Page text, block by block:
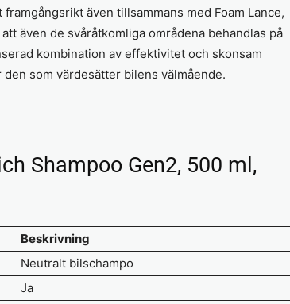
även tillsammans med Foam Lance,
även de svåråtkomliga områdena behandlas på
kombination av effektivitet och skonsam
som värdesätter bilens välmående.
Shampoo Gen2, 500 ml,
Beskrivning
Neutralt bilschampo
Ja